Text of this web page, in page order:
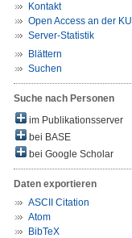
Kontakt
Open Access an der KU
Server-Statistik
Blättern
Suchen
Suche nach Personen
im Publikationsserver
bei BASE
bei Google Scholar
Daten exportieren
ASCII Citation
Atom
BibTeX